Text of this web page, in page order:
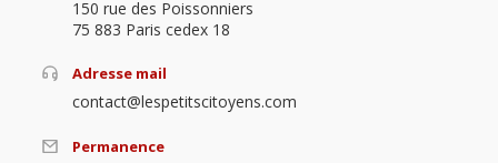
150 rue des Poissonniers
75 883 Paris cedex 18
Adresse mail
contact@lespetitscitoyens.com
Permanence